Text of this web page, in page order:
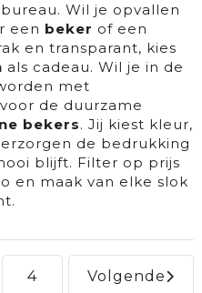
Wil je opvallen
een beker of een
en transparant, kies
als cadeau. Wil je in de
met
de duurzame
bekers. Jij kiest kleur,
de bedrukking
blijft. Filter op prijs
en maak van elke slok
4 Volgende